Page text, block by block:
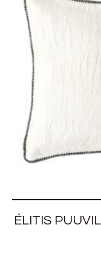
ÉLITIS